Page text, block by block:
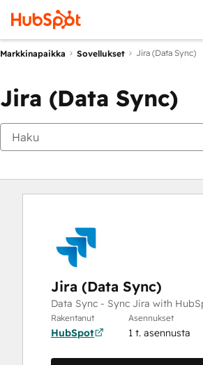
Markkinapaikka Sovellukset Jira (Data Sync)
Jira (Data Sync)
Jira (Data Sync)
Data Sync - Sync Jira with
Rakentanut
HubSpot
Asennukset
1 t. asennusta